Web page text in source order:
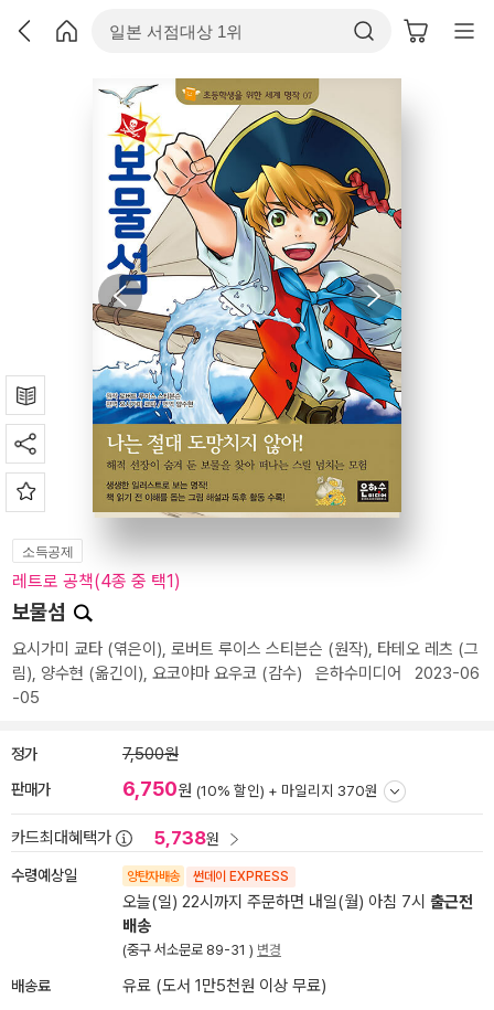
소득공제
레트로 공책(4종 중 택1)
보물섬
요시가미 쿄타 (엮은이), 로버트 루이스 스티븐슨 (원작), 타테오 레츠 (그
림), 양수현 (옮긴이), 요코야마 요우코 (감수) 은하수미디어
2023-06
-05
정가 7,500원
판매가 6,750원 (10% 할인) + 마일리지 370원
카드최대혜택가 5,738원
수령예상일 양탄자배송 썬데이 EXPRESS
오늘(일) 22시까지 주문하면 내일(월) 아침 7시 출근전
배송
(중구 서소문로 89-31 ) 변경
배송료 유료 (도서 1만5천원 이상 무료)